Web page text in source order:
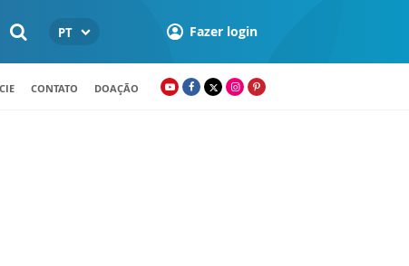
PT Fazer login
CONTATO DOAÇÃO